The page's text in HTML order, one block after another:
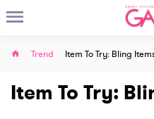
Trend Item To Try: Bling
Item To Try: